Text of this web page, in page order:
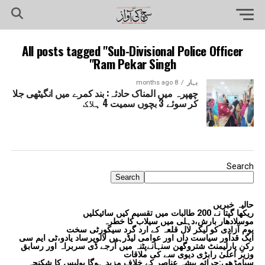
All posts tagged "Sub-Divisional Police Officer
Ram Pekar Singh"
بہار 8 months ago
چھپرہ میں المناک حادثہ: بند کمرے میں انگیٹھی جلا
کر سوئے 3 بچوں سمیت 4 ہلاک
Search
Search
حالیہ خبریں
ریکھا گپتا نے 200 طالبات میں تقسیم کیں سائیکلیں
موسلادھار بارش،دہلی میں سیلاب کا خطرہ
یوم آزادی کو لیکر لال قلعہ کے ارد گرد سیکورٹی سخت
ایک قدآور سیاست داں اور عوامی لیڈرہیں لالوپرساد یادو،ٹی ایم سی
رکنِ پارلیمنٹ شتروگھن سنہانےپٹنہ میں آرجے ڈی سربراہ اور رسابق
وزیر اعلیٰ رابڑی دیوی سے کی ملاقات
سیامڑھی:جرائم پیشہ عناصر کے خلاف مزید ہوگا پولیس کا شکنجہ